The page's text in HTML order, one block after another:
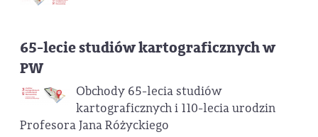
65-lecie studiów kartograficznych w
PW
Obchody 65-lecia studiów
kartograficznych i 110-lecia urodzin
Profesora Jana Różyckiego